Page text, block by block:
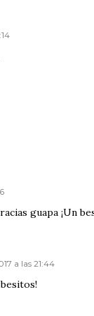
guapa ¡Un
a las 21:44